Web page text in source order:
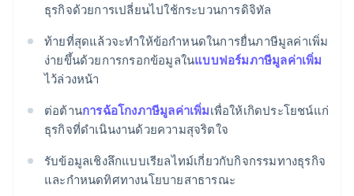
ธุรกิจด้วยการเปลี่ยนไปใช้กระบวนการดิจิทัล
ท้ายที่สุดแล้วจะทำให้ข้อกำหนดในการยื่นภาษีมูลค่าเพิ่ม
ง่ายขึ้นด้วยการกรอกข้อมูลในแบบฟอร์มภาษีมูลค่าเพิ่ม
ไว้ล่วงหน้า
ต่อต้านการฉ้อโกงภาษีมูลค่าเพิ่มเพื่อให้เกิดประโยชน์แก่
ธุรกิจที่ดำเนินงานด้วยความสุจริตใจ
รับข้อมูลเชิงลึกแบบเรียลไทม์เกี่ยวกับกิจกรรมทางธุรกิจ
และกำหนดทิศทางนโยบายสาธารณะ